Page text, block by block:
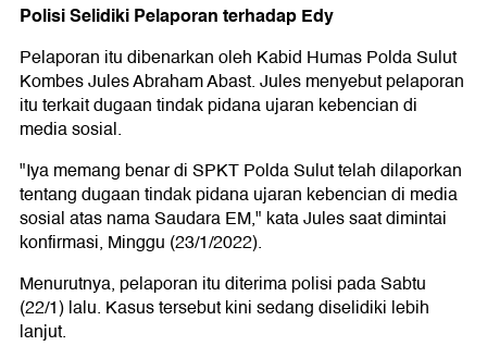
Polisi Selidiki Pelaporan terhadap Edy
Pelaporan itu dibenarkan oleh Kabid Humas Polda Sulut
Kombes Jules Abraham Abast. Jules menyebut pelaporan
itu terkait dugaan tindak pidana ujaran kebencian di
media sosial.
"Iya memang benar di SPKT Polda Sulut telah dilaporkan
tentang dugaan tindak pidana ujaran kebencian di media
sosial atas nama Saudara EM," kata Jules saat dimintai
konfirmasi, Minggu (23/1/2022).
Menurutnya, pelaporan itu diterima polisi pada Sabtu
(22/1) lalu. Kasus tersebut kini sedang diselidiki lebih
lanjut.